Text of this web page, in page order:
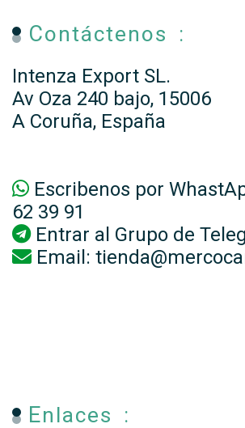
Contáctenos :
Intenza Export SL.
Av Oza 240 bajo, 15006
A Coruña, España
Escribenos por
62 39 91
Entrar al Grupo de
Email:
Enlaces :